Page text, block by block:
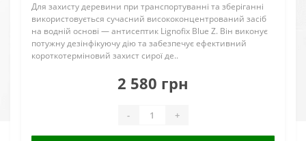
Для захисту деревини при транспортуванні та зберіганні
використовується сучасний висококонцентрований засіб
на водній основі — антисептик Lignofix Blue Z. Він виконує
потужну дезінфікуючу дію та забезпечує ефективний
короткотерміновий захист сирої де..
2 580 грн
- +